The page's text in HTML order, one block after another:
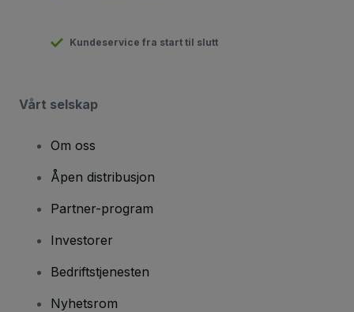
Kundeservice fra start til slutt
Vårt selskap
Om oss
Åpen distribusjon
Partner-program
Investorer
Bedriftstjenesten
Nyhetsrom